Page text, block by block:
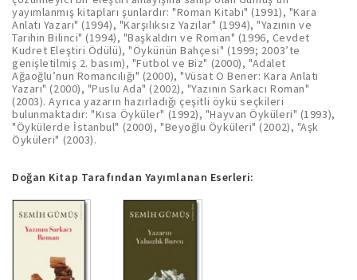
yayımlanmış kitapları şunlardır: "Roman Kitabı" (1991), "Kara
Anlatı Yazarı" (1994), "Karşılıksız Yazılar" (1994), "Yazının ve
Tarihin Bilinci" (1994), "Başkaldırı ve Roman" (1996, Cevdet
Kudret Eleştiri Ödülü), "Öykünün Bahçesi" (1999; 2003’te
genişletilmiş 2. basım), "Futbol ve Biz" (2000), "Adalet
Ağaoğlu’nun Romancılığı" (2000), "Vüsat O Bener: Kara Anlatı
Yazarı" (2000), "Puslu Ada" (2002), "Yazının Sarkacı Roman"
(2003). Ayrıca yazarın hazırladığı çeşitli öykü seçkileri
bulunmaktadır: "Kısa Öyküler" (1992), "Hayvan Öyküleri" (1993),
"Öykülerde İstanbul" (2000), "Beyoğlu Öyküleri" (2002), "Aşk
Öyküleri" (2003).
Doğan Kitap Tarafından Yayımlanan Eserleri: